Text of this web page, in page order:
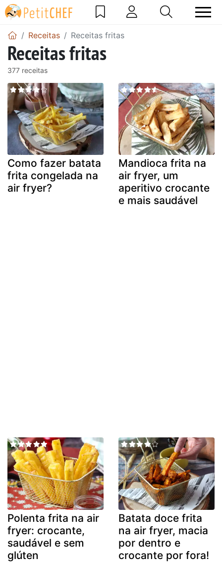
Receitas Receitas fritas
Receitas fritas
377 receitas
Como fazer batata
frita congelada na
air fryer?
Mandioca frita na
air fryer, um
aperitivo crocante
e mais saudável
Polenta frita na air
fryer: crocante,
saudável e sem
glúten
Batata doce frita
na air fryer, macia
por dentro e
crocante por fora!